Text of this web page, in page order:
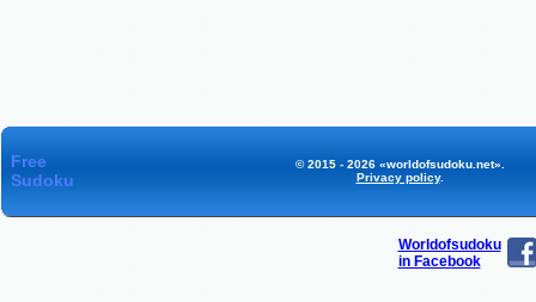
Free
Sudoku
© 2015 - 2026 «worldofsudoku.net».
Privacy policy.
Worldofsudoku
in Facebook